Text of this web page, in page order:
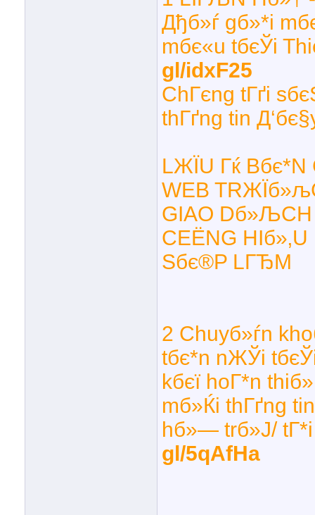
Дђб»ѓ gб»*i
mбє«u tбєЎi
gl/idxF25
ChГєng tГґi
thГґng tin
LЖЇU Гќ Bбє*N
WEB
GIAO Dб»ЉCH
CЕЁNG
Sбє®P LГЂM
2 Chuyб»ѓn
tбє*n nЖЎi
kбєї hoГ*n
mб»Ќi thГґng
hб»— trб»Ј/
gl/5qAfHa